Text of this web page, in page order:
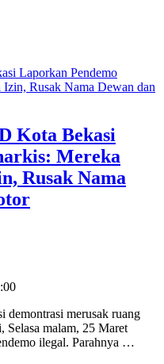
Kota Bekasi
Mereka
Rusak Nama
demontrasi merusak ruang
malam, 25 Maret
ilegal. Parahnya …